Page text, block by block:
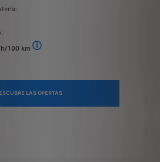
CO₂ (g/km): 0. Valores de recepción
100 km
LAS OFERTAS